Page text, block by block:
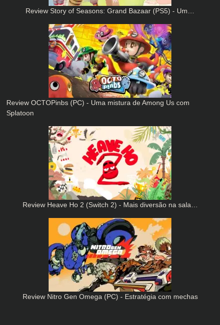
Review Story of Seasons: Grand Bazaar (PS5) - Um…
Review OCTOPinbs (PC) - Uma mistura de Among Us com
Splatoon
Review Heave Ho 2 (Switch 2) - Mais diversão na sala…
Review Nitro Gen Omega (PC) - Estratégia com mechas